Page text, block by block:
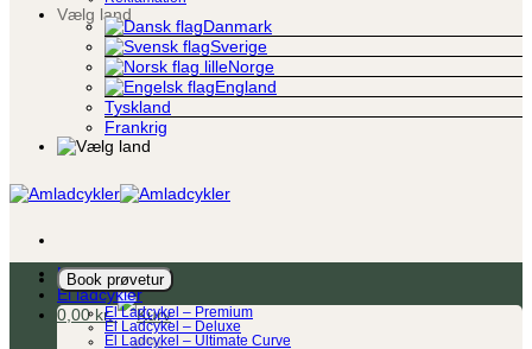
Vælg land
Danmark
Sverige
Norge
England
Tyskland
Frankrig
Book prøvetur
0,00kr.
Ladcykel
El ladcykler
El Ladcykel – Premium
El Ladcykel – Deluxe
El Ladcykel – Ultimate Curve